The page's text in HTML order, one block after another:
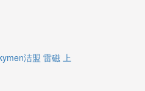
洁盟 雷磁 上